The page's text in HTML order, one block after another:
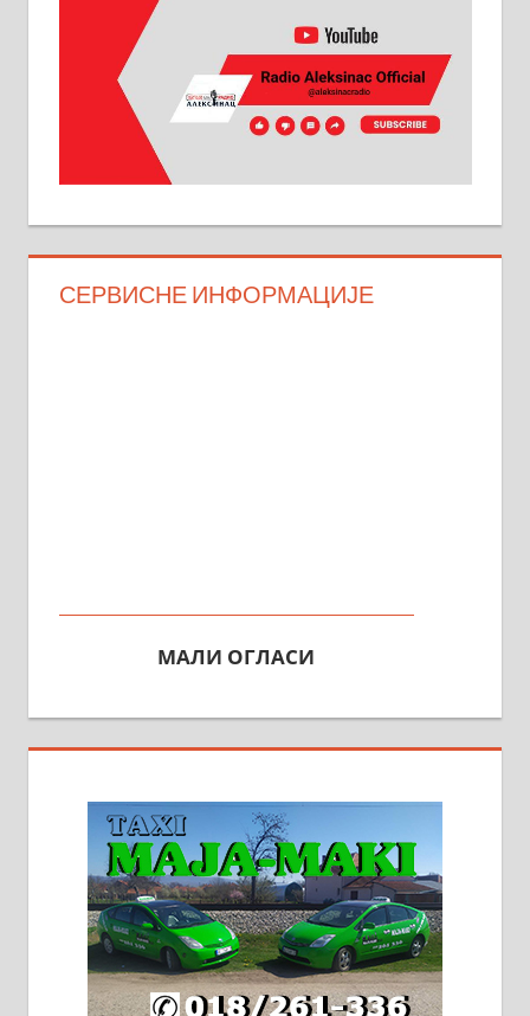
СЕРВИСНЕ ИНФОРМАЦИЈЕ
На продају кућа у Алексинцу,
стамбене целине једна уз другу.
адресе. 063/71-74-023
Издајем комплетно опремљену
халу на Житковачком путу, на
плацу површине око 7 ари.
064/321-80-51; 063/102-35-25